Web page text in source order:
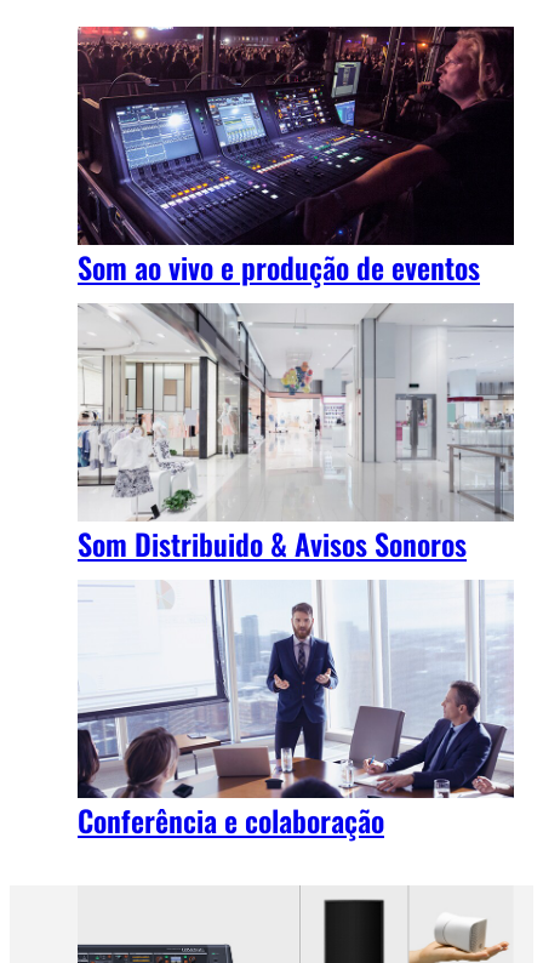
Som ao vivo e produção de eventos
Som Distribuido & Avisos Sonoros
Conferência e colaboração